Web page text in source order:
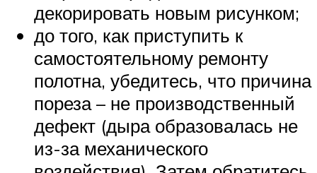
декорировать новым рисунком;
до того, как приступить к
самостоятельному ремонту
полотна, убедитесь, что причина
пореза – не производственный
дефект (дыра образовалась не
из-за механического